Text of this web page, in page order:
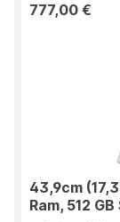
777,00 €
43,9cm
Ram, 512 GB